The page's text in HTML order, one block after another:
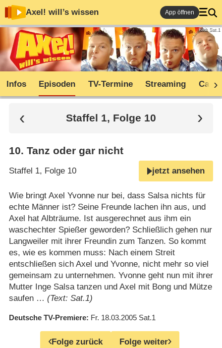
Axel! will’s wissen App öffnen
Bild: Sat.1
Infos Episoden TV-Termine Streaming Cast
Staffel 1, Folge 10
10. Tanz oder gar nicht
Staffel 1, Folge 10 jetzt ansehen
Wie bringt Axel Yvonne nur bei, dass Salsa nichts für
echte Männer ist? Seine Freunde lachen ihn aus, und
Axel hat Albträume. Ist ausgerechnet aus ihm ein
waschechter Spießer geworden? Schließlich gehen nur
Langweiler mit ihrer Freundin zum Tanzen. So kommt
es, wie es kommen muss: Nach einem Streit
entschließen sich Axel und Yvonne, nicht mehr so viel
gemeinsam zu unternehmen. Yvonne geht nun mit ihrer
Mutter Inge Salsa tanzen und Axel mit Bong und Mütze
saufen … (Text: Sat.1)
Deutsche TV-Premiere Fr. 18.03.2005 Sat.1
Folge zurück Folge weiter